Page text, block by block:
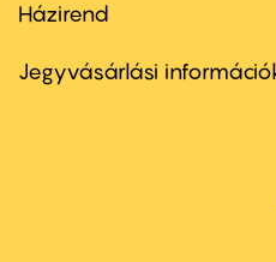
Footer
second
Házirend
Jegyvásárlási